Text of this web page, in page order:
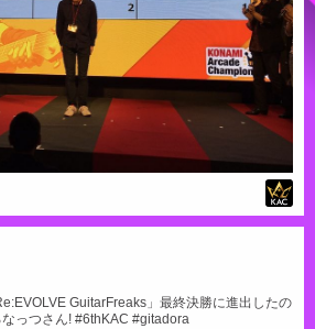
GuitarFreaks」最終決勝に進出したの
っつさん! #6thKAC #gitadora